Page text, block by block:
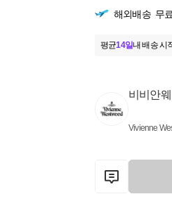
해외배송 무료
평균14일내 배송 시
비비안
Vivienne